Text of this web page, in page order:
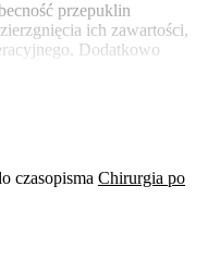
przepuklin
ich zawartości,
Dodatkowo
czasopisma Chirurgia po